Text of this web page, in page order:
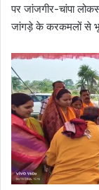
पर जांजगीर-चांपा
जांगड़े के करकमलों से